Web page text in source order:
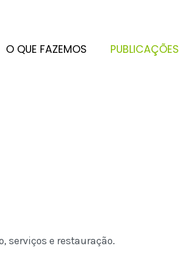
O QUE FAZEMOS PUBLICAÇÕES
serviços e restauração.